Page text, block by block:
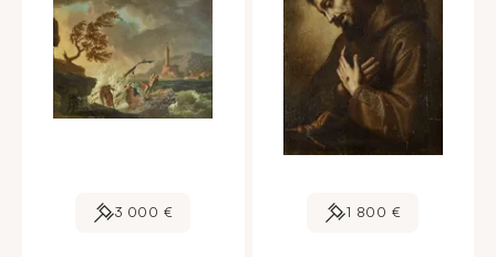
3 000 € 1 800 €